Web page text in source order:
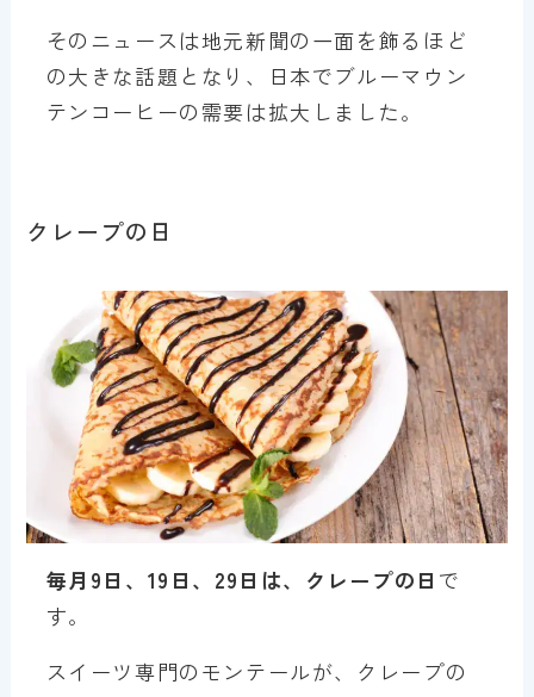
そのニュースは地元新聞の一面を飾るほど
の大きな話題となり、日本でブルーマウン
テンコーヒーの需要は拡大しました。
クレープの日
毎月9日、19日、29日は、クレープの日 で
す。
スイーツ専門のモンテールが、クレープの